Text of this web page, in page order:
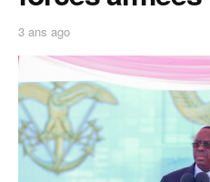
3 ans ago